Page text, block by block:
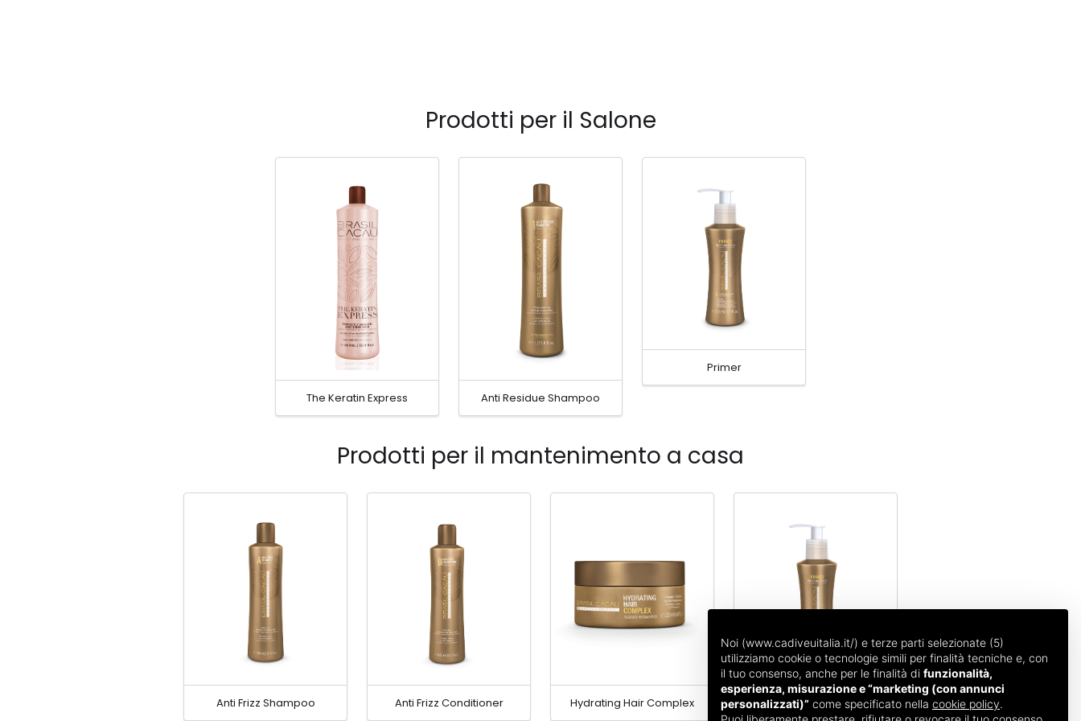
Prodotti per il Salone
The Keratin Express Anti Residue Shampoo
Primer
Prodotti per il mantenimento a casa
Anti Frizz Shampoo Anti Frizz Conditioner Hydrating Hair Complex Primer
Noi (www.cadiveuitalia.it/) e terze parti selezionate (5)
utilizziamo cookie o tecnologie simili per finalità tecniche e, con
il tuo consenso, anche per le finalità di funzionalità,
esperienza, misurazione e “marketing (con annunci
personalizzati)” come specificato nella cookie policy.